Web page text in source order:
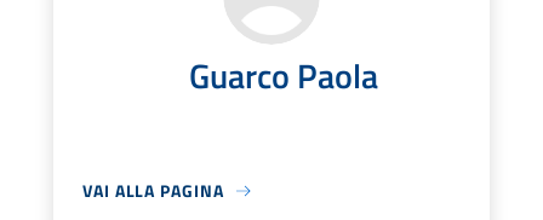
Guarco Paola
VAI ALLA PAGINA